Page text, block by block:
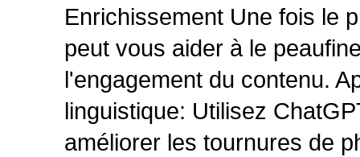
Enrichissement Une fois le
peut vous aider à le
l'engagement du contenu.
linguistique: Utilisez
améliorer les tournures de